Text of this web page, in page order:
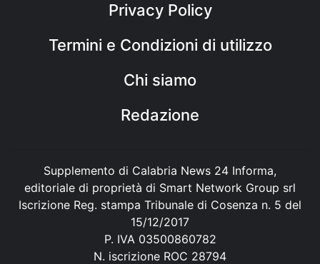
Privacy Policy
Termini e Condizioni di utilizzo
Chi siamo
Redazione
Supplemento di Calabria News 24 Informa,
editoriale di proprietà di Smart Network Group srl
Iscrizione Reg. stampa Tribunale di Cosenza n. 5 del
15/12/2017
P. IVA 03500860782
N. iscrizione ROC 28794